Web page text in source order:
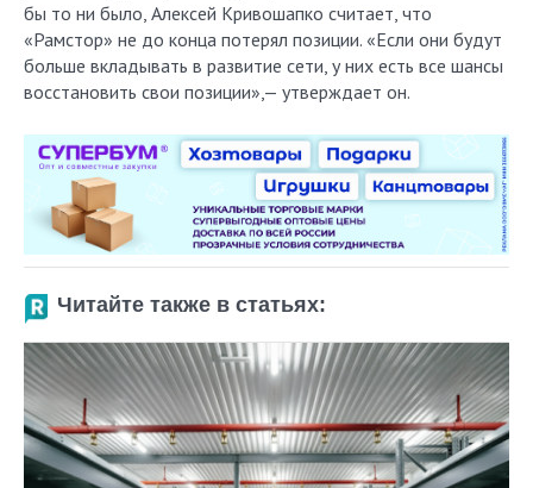
бы то ни было, Алексей Кривошапко считает, что
«Рамстор» не до конца потерял позиции. «Если они будут
больше вкладывать в развитие сети, у них есть все шансы
восстановить свои позиции»,— утверждает он.
Читайте также в статьях: